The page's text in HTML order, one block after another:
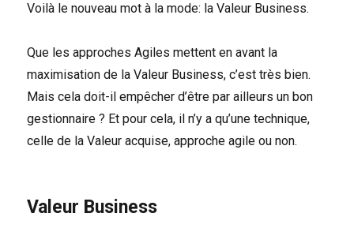
Voilà le nouveau mot à la mode: la Valeur Business.
Que les approches Agiles mettent en avant la
maximisation de la Valeur Business, c’est très bien.
Mais cela doit-il empêcher d’être par ailleurs un bon
gestionnaire ? Et pour cela, il n’y a qu’une technique,
celle de la Valeur acquise, approche agile ou non.
Valeur Business